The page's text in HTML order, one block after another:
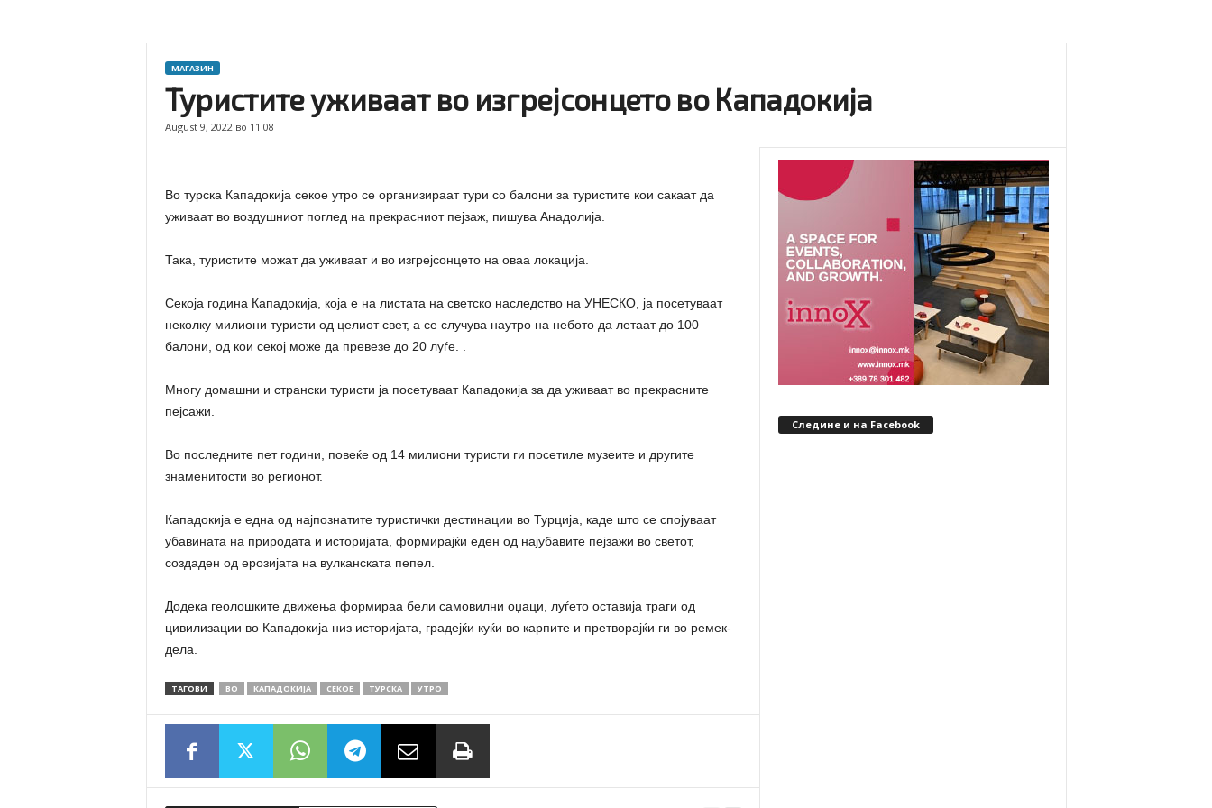
МАГАЗИН
Туристите уживаат во изгрејсонцето во Кападокија
August 9, 2022 во 11:08
Во турска Кападокија секое утро се организираат тури со балони за туристите кои сакаат да
уживаат во воздушниот поглед на прекрасниот пејзаж, пишува Анадолија.
Така, туристите можат да уживаат и во изгрејсонцето на оваа локација.
Секоја година Кападокија, која е на листата на светско наследство на УНЕСКО, ја посетуваат
неколку милиони туристи од целиот свет, а се случува наутро на небото да летаат до 100
балони, од кои секој може да превезе до 20 луѓе. .
Многу домашни и странски туристи ја посетуваат Кападокија за да уживаат во прекрасните
пејсажи.
Во последните пет години, повеќе од 14 милиони туристи ги посетиле музеите и другите
знаменитости во регионот.
Кападокија е една од најпознатите туристички дестинации во Турција, каде што се спојуваат
убавината на природата и историјата, формирајќи еден од најубавите пејзажи во светот,
создаден од ерозијата на вулканската пепел.
Додека геолошките движења формираа бели самовилни оџаци, луѓето оставија траги од
цивилизации во Кападокија низ историјата, градејќи куќи во карпите и претворајќи ги во ремек-
дела.
ТАГОВИ ВО КАПАДОКИЈА СЕКОЕ ТУРСКА УТРО
Следине и на Facebook